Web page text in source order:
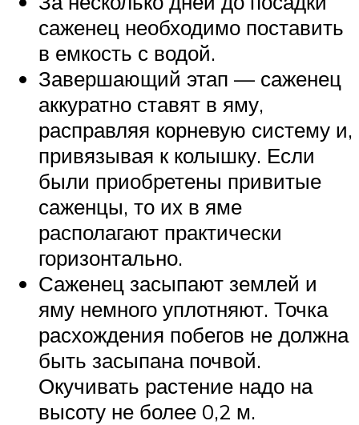
саженец необходимо поставить
в емкость с водой.
Завершающий этап — саженец
аккуратно ставят в яму,
расправляя корневую систему и,
привязывая к колышку. Если
были приобретены привитые
саженцы, то их в яме
располагают практически
горизонтально.
Саженец засыпают землей и
яму немного уплотняют. Точка
расхождения побегов не должна
быть засыпана почвой.
Окучивать растение надо на
высоту не более 0,2 м.